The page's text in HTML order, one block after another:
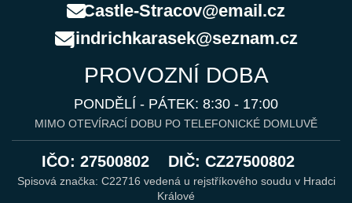
Castle-Stracov@email.cz
jindrichkarasek@seznam.cz
PROVOZNÍ DOBA
PONDĚLÍ - PÁTEK: 8:30 - 17:00
MIMO OTEVÍRACÍ DOBU PO TELEFONICKÉ DOMLUVĚ
IČO: 27500802 DIČ: CZ27500802
Spisová značka: C22716 vedená u rejstříkového soudu v Hradci
Králové